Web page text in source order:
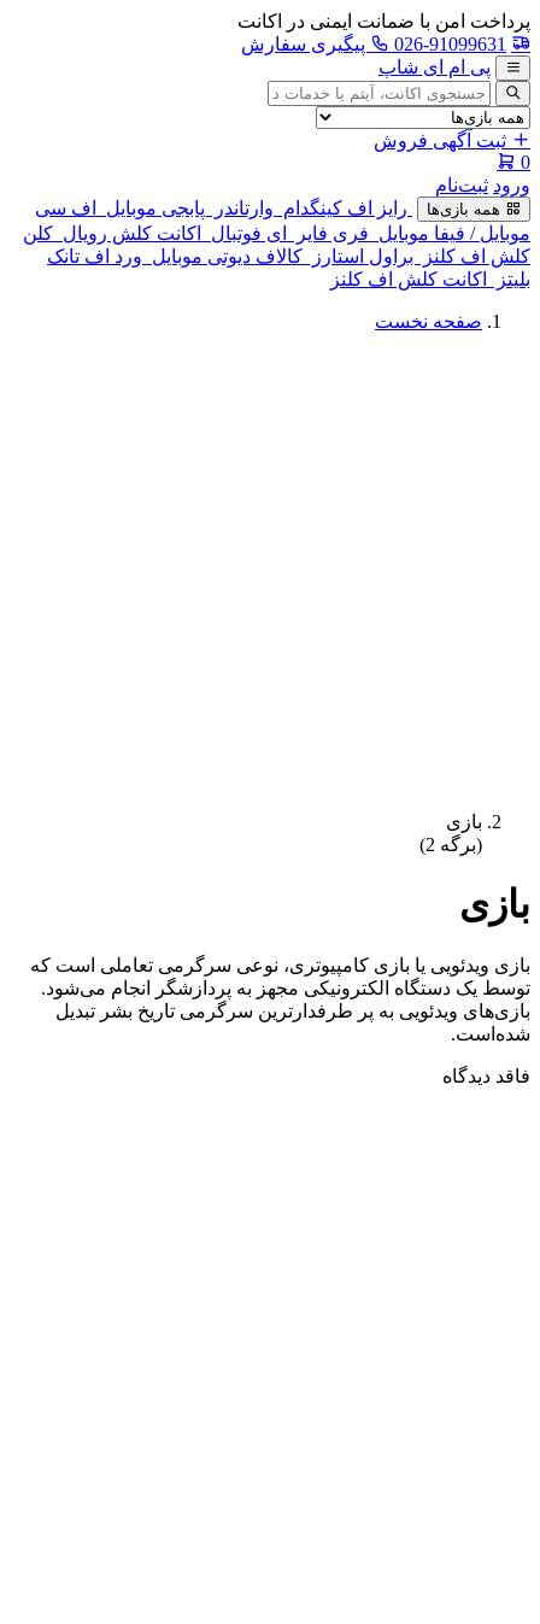
پرداخت امن با ضمانت ایمنی در اکانت
026-91099631
پیگیری سفارش
پی ام ای شاپ
جستجوی
آگهی
ثبت آگهی فروش
0
ورود ثبت‌نام
همه بازی‌ها رایز اف کینگدام وارتاندر پابجی موبایل
اف سی
موبایل / فیفا موبایل فری فایر ای فوتبال اکانت کلش رویال کلن
کلش اف کلنز
براول استارز کالاف دیوتی موبایل ورد اف تانک
بلیتز
اکانت کلش اف کلنز
صفحه نخست
بازی
(برگه 2)
بازی
بازی ویدئویی یا بازی کامپیوتری، نوعی سرگرمی تعاملی است که
توسط یک دستگاه الکترونیکی مجهز به پردازشگر انجام می‌شود.
بازی‌های ویدئویی به پر طرفدارترین سرگرمی تاریخ بشر تبدیل
شده‌است.
فاقد دیدگاه